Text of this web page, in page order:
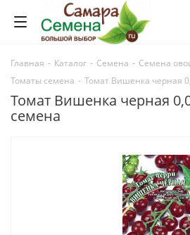
Главная - Каталог - Семена - Семена
Томаты семена - Томат Вишенка черная
Томат Вишенка черная
семена